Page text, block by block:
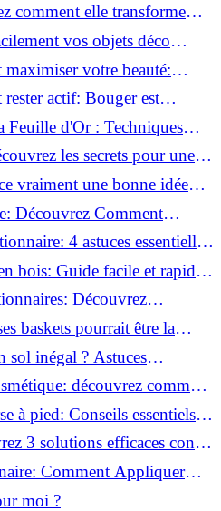
comment elle transforme
vos objets déco
votre beauté:
actif: Bouger est
Feuille d'Or : Techniques
Réussir!les secrets pour une
vraiment une bonne idée
Découvrez Comment
Béton Cellulaire!
4 astuces essentielles
bien-être!
bois: Guide facile et rapide
Découvrez
transforment la
baskets pourrait être la
sol inégal ? Astuces
!
découvrez comment
des soins beauté!
à pied: Conseils essentiels
3 solutions efficaces contre
Comment Appliquer
Porte!
moi ?